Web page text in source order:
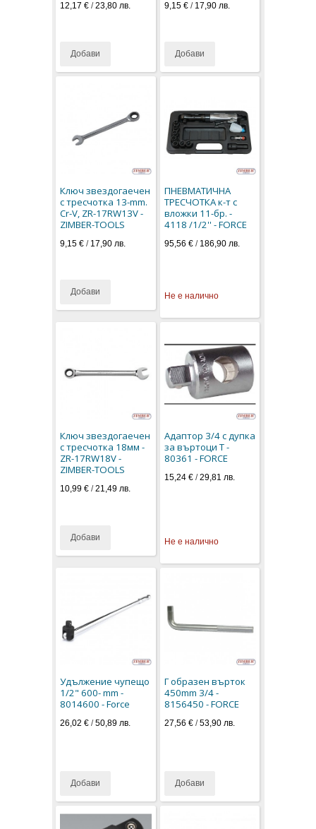
12,17 € /23,80 лв.
Добави
9,15 €/ 17,90 лв.
Добави
Ключ звездогаечен
с тресчотка 13-mm.
Cr-V, ZR-17RW13V -
ZIMBER-TOOLS
9,15 € / 17,90 лв.
Добави
ПНЕВМАТИЧНА
ТРЕСЧОТКА к-т с
вложки 11-бр. -
4118 /1/2'' - FORCE
95,56 €/ 186,90 лв.
Не е налично
Ключ звездогаечен
с тресчотка 18мм -
ZR-17RW18V -
ZIMBER-TOOLS
10,99 € /21,49 лв.
Добави
Адаптор 3/4 с дупка
за въртоци Т -
80361 - FORCE
15,24 €/29,81 лв.
Не е налично
Удължение чупещо
1/2" 600- mm -
8014600 - Force
26,02 € /50,89 лв.
Добави
Г образен върток
450mm 3/4 -
8156450 - FORCE
27,56 €/53,90 лв.
Добави